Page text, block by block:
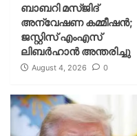
ബാബറി മസ്ജിദ്
അന്വേഷണ കമ്മീഷന്‍;
ജസ്റ്റിസ് എംഎസ്
ലിബര്‍ഹാന്‍ അന്തരിച്ചു
August 4, 2026 0